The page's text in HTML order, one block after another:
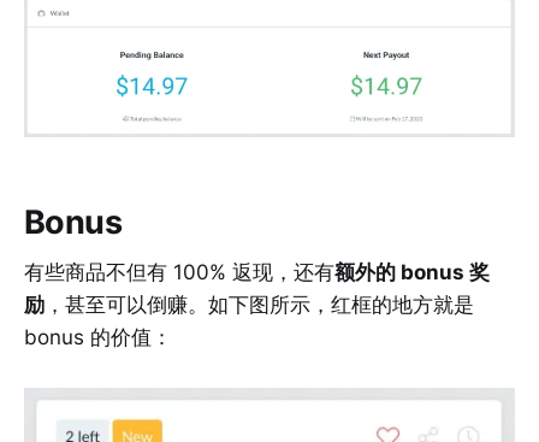
Bonus
有些商品不但有 100% 返现，还有额外的 bonus 奖
励 ，甚至可以倒赚。如下图所示，红框的地方就是
bonus 的价值：